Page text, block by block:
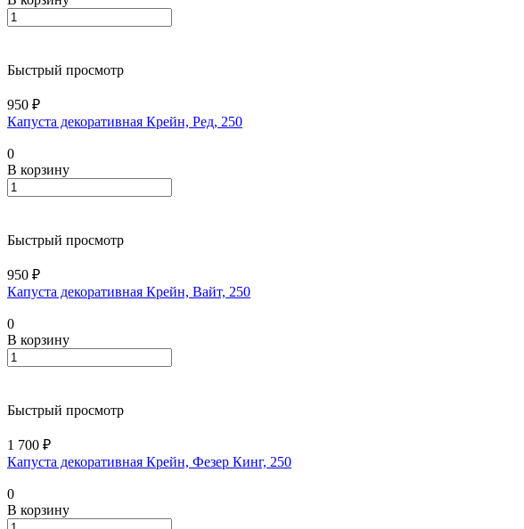
Быстрый просмотр
950 ₽
Капуста декоративная Крейн, Ред, 250
0
В корзину
Быстрый просмотр
950 ₽
Капуста декоративная Крейн, Вайт, 250
0
В корзину
Быстрый просмотр
1 700 ₽
Капуста декоративная Крейн, Фезер Кинг, 250
0
В корзину